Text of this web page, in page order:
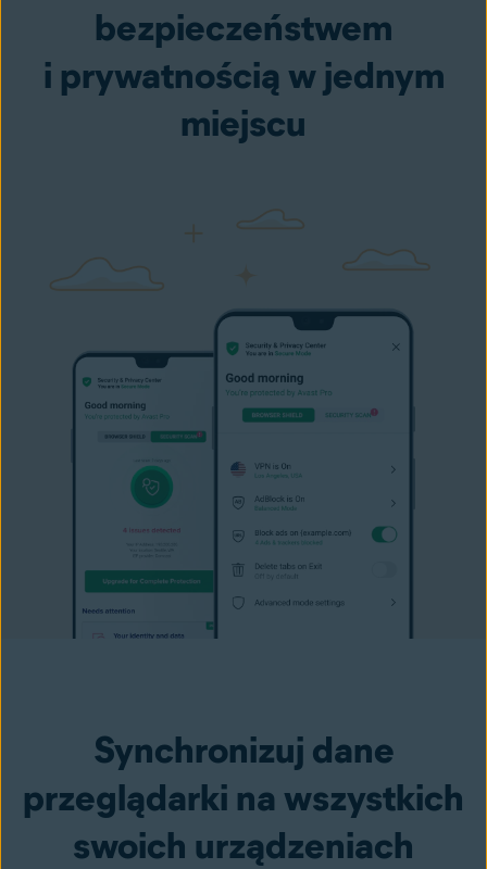
bezpieczeństwem
i prywatnością w jednym
miejscu
Synchronizuj dane
przeglądarki na wszystkich
swoich urządzeniach